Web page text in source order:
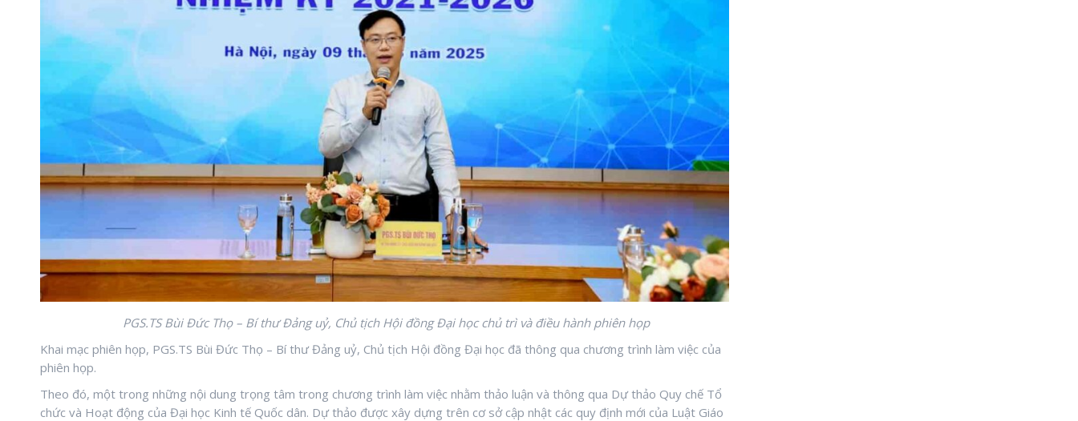
PGS.TS Bùi Đức Thọ – Bí thư Đảng uỷ, Chủ tịch Hội đồng Đại học chủ trì và điều hành phiên họp
Khai mạc phiên họp, PGS.TS Bùi Đức Thọ – Bí thư Đảng uỷ, Chủ tịch Hội đồng Đại học đã thông qua chương trình làm việc của
phiên họp.
Theo đó, một trong những nội dung trọng tâm trong chương trình làm việc nhằm thảo luận và thông qua Dự thảo Quy chế Tổ
chức và Hoạt động của Đại học Kinh tế Quốc dân. Dự thảo được xây dựng trên cơ sở cập nhật các quy định mới của Luật Giáo